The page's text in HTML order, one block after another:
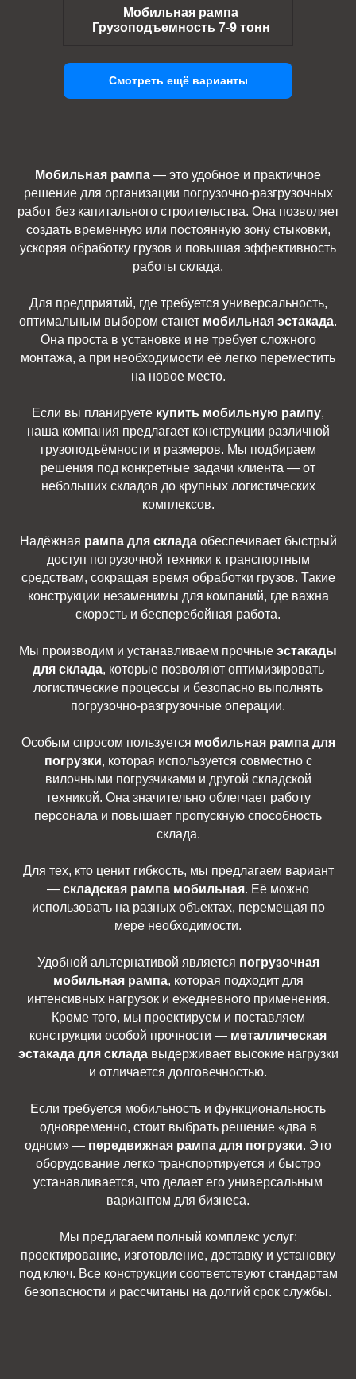
Мобильная рампа
Грузоподъемность 7-9 тонн
Смотреть ещё варианты
Мобильная рампа — это удобное и практичное
решение для организации погрузочно-разгрузочных
работ без капитального строительства. Она позволяет
создать временную или постоянную зону стыковки,
ускоряя обработку грузов и повышая эффективность
работы склада.
Для предприятий, где требуется универсальность,
оптимальным выбором станет мобильная эстакада.
Она проста в установке и не требует сложного
монтажа, а при необходимости её легко переместить
на новое место.
Если вы планируете купить мобильную рампу,
наша компания предлагает конструкции различной
грузоподъёмности и размеров. Мы подбираем
решения под конкретные задачи клиента — от
небольших складов до крупных логистических
комплексов.
Надёжная рампа для складаобеспечивает быстрый
доступ погрузочной техники к транспортным
средствам, сокращая время обработки грузов. Такие
конструкции незаменимы для компаний, где важна
скорость и бесперебойная работа.
Мы производим и устанавливаем прочные эстакады
для склада, которые позволяют оптимизировать
логистические процессы и безопасно выполнять
погрузочно-разгрузочные операции.
Особым спросом пользуется мобильная рампа для
погрузки, которая используется совместно с
вилочными погрузчиками и другой складской
техникой. Она значительно облегчает работу
персонала и повышает пропускную способность
склада.
Для тех, кто ценит гибкость, мы предлагаем вариант
— складская рампа мобильная. Её можно
использовать на разных объектах, перемещая по
мере необходимости.
Удобной альтернативой является погрузочная
мобильная рампа, которая подходит для
интенсивных нагрузок и ежедневного применения.
Кроме того, мы проектируем и поставляем
конструкции особой прочности — металлическая
эстакада для складавыдерживает высокие нагрузки
и отличается долговечностью.
Если требуется мобильность и функциональность
одновременно, стоит выбрать решение «два в
одном» — передвижная рампа для погрузки. Это
оборудование легко транспортируется и быстро
устанавливается, что делает его универсальным
вариантом для бизнеса.
Мы предлагаем полный комплекс услуг:
проектирование, изготовление, доставку и установку
под ключ. Все конструкции соответствуют стандартам
безопасности и рассчитаны на долгий срок службы.